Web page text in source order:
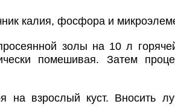
калия, фосфора и
золы на 10 л
помешивая. Затем
взрослый куст. Вносить